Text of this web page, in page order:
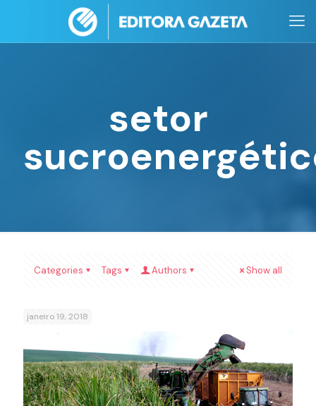
setor
Categories Tags Authors Show all
janeiro 19, 2018